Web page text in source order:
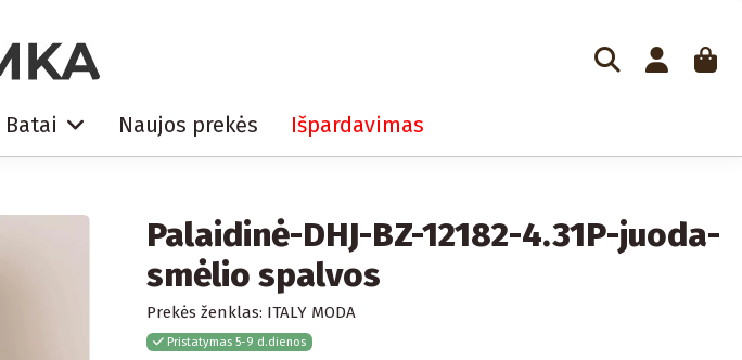
Batai Naujos prekės Išpardavimas
Palaidinė-DHJ-BZ-12182-4.31P-juoda-
smėlio spalvos
Prekės ženklas: ITALY MODA
Pristatymas 5-9 d.dienos